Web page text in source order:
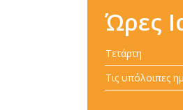
Ώρες
Τετάρτη
Τις υπόλοιπες